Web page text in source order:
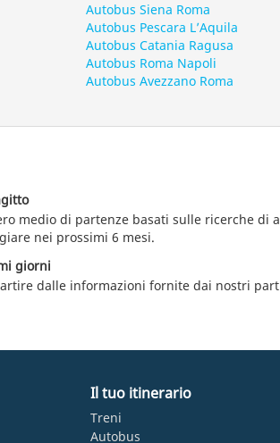
Autobus Siena Roma
Autobus Pescara L’Aquila
Autobus Catania Ragusa
Autobus Roma Napoli
Autobus Avezzano Roma
medio di partenze basati sulle ricerche di
nei prossimi 6 mesi.
giorni
dalle informazioni fornite dai nostri
Il tuo itinerario
Treni
Autobus